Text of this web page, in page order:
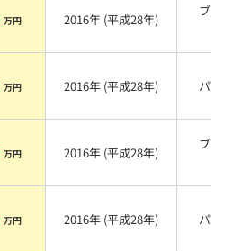
万円 2016年 (平成28年)
ブラ
万円 2016年 (平成28年) パール
万円 2016年 (平成28年)
ブラ
万円 2016年 (平成28年) パール